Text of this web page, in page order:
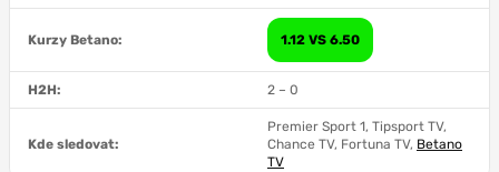
Kurzy Betano: 1.12 VS 6.50
H2H: 2 – 0
Kde sledovat:
Premier Sport 1, Tipsport TV,
Chance TV, Fortuna TV, Betano
TV